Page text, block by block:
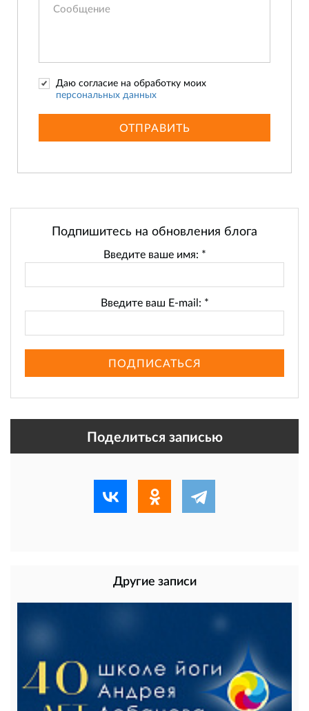
Даю согласие на обработку моих
персональных данных
ОТПРАВИТЬ
Подпишитесь на обновления блога
Введите ваше имя: *
Введите ваш E-mail: *
ПОДПИСАТЬСЯ
Поделиться записью
Другие записи